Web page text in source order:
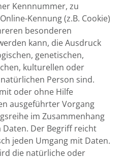
Kennnummer, zu
Kennung (z.B. Cookie)
besonderen
kann, die Ausdruck
genetischen,
kulturellen oder
Person sind.
oder ohne Hilfe
ausgeführter Vorgang
im Zusammenhang
Der Begriff reicht
jeden Umgang mit Daten.
die natürliche oder